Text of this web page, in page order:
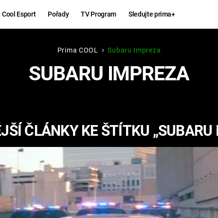
Cool Esport Pořady TV Program Sledujte prima+
Hry
KINGDOM
COME:
DELIVERANCE
ESPORT
Zábava
NORRIS
Prima COOL Subaru Impreza
SUBARU IMPREZA
ČLÁNKY KE ŠTÍTKU „SUBARU